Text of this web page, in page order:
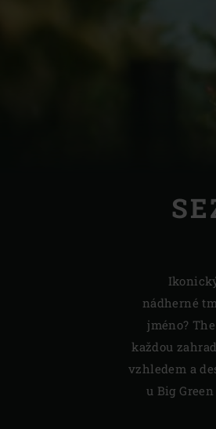
nádherné
jméno?
každou
vzhledem a
u Big